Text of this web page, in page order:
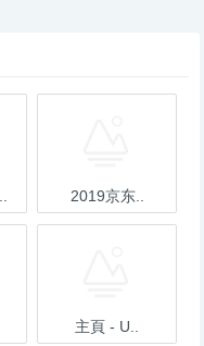
2019京东..
主頁 - U..